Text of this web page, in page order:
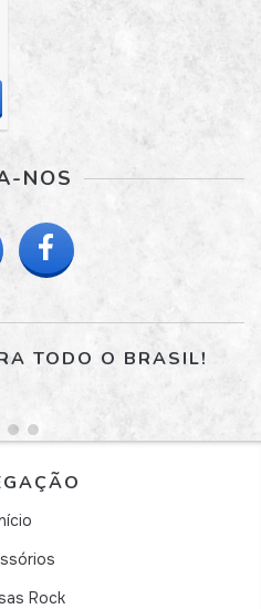
NOS
TODO O BRASIL!
Rock